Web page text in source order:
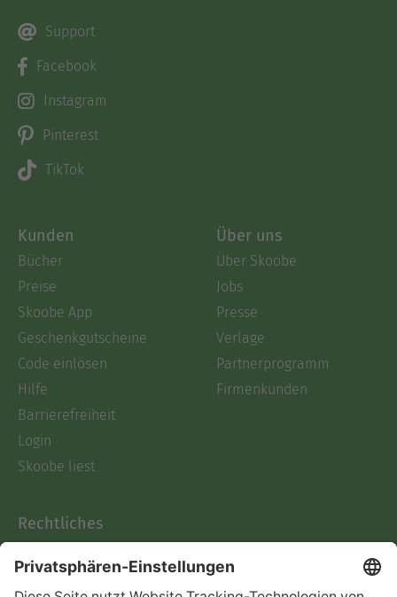
Support
Facebook
Instagram
Pinterest
TikTok
Kunden
Bücher
Preise
Skoobe App
Geschenkgutscheine
Code einlösen
Hilfe
Barrierefreiheit
Login
Skoobe liest
Über uns
Über Skoobe
Jobs
Presse
Verlage
Partnerprogramm
Firmenkunden
Rechtliches
AGB